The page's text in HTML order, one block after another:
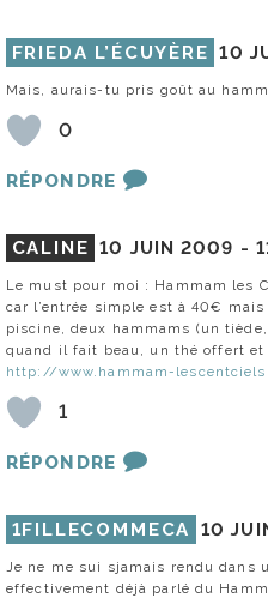
FRIEDA L’ÉCUYÈRE 10
Mais, aurais-tu pris goût au
0
RÉPONDRE
CALINE 10 JUIN 2009 -
Le must pour moi : Hammam les
car l’entrée simple est à 40€
piscine, deux hammams (un
quand il fait beau, un thé offert
http://www.hammam-
1
RÉPONDRE
1FILLECOMMECA 10
Je ne me sui sjamais rendu dans
effectivement déjà parlé du